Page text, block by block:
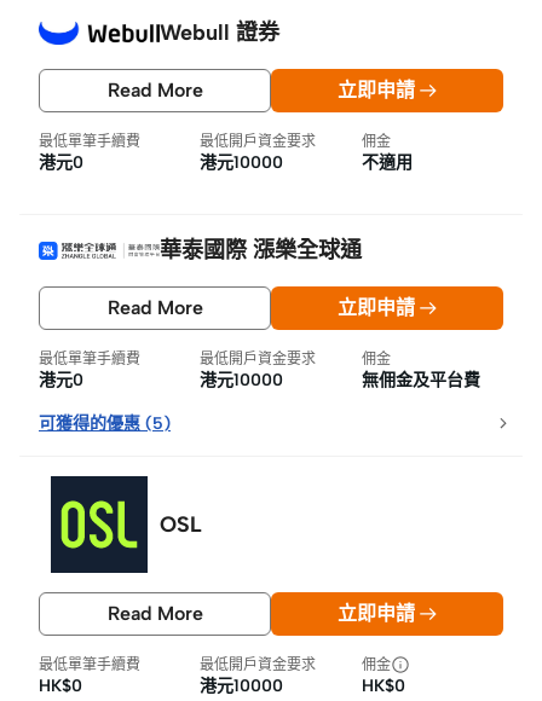
Webull 證券
Read More 立即申請
最低單筆手續費
港元0
最低開戶資金要求
港元10000
佣金
不適用
華泰國際 漲樂全球通
Read More 立即申請
最低單筆手續費
港元0
最低開戶資金要求
港元10000
佣金
無佣金及平台費
可獲得的優惠 (5)
OSL
Read More 立即申請
最低單筆手續費
HK$0
最低開戶資金要求
港元10000
佣金
HK$0